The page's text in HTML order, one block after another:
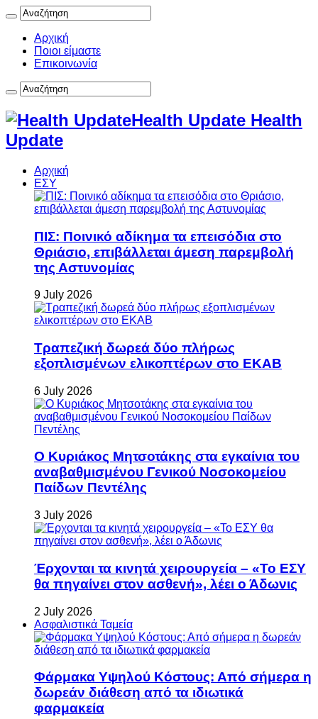
Αρχική
Ποιοι είμαστε
Επικοινωνία
Health Update Health
Update
Αρχική
ΕΣΥ
ΠΙΣ: Ποινικό αδίκημα τα επεισόδια στο
Θριάσιο, επιβάλλεται άμεση παρεμβολή
της Αστυνομίας
9 July 2026
Τραπεζική δωρεά δύο πλήρως
εξοπλισμένων ελικοπτέρων στο ΕΚΑΒ
6 July 2026
Ο Κυριάκος Μητσοτάκης στα εγκαίνια του
αναβαθμισμένου Γενικού Νοσοκομείου
Παίδων Πεντέλης
3 July 2026
Έρχονται τα κινητά χειρουργεία – «Το ΕΣΥ
θα πηγαίνει στον ασθενή», λέει ο Άδωνις
2 July 2026
Ασφαλιστικά Ταμεία
Φάρμακα Υψηλού Κόστους: Από σήμερα η
δωρεάν διάθεση από τα ιδιωτικά
φαρμακεία